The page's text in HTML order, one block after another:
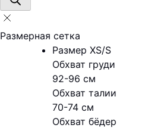
Размерная сетка
Размер XS/S
Обхват груди
92-96 см
Обхват талии
70-74 см
Обхват бёдер